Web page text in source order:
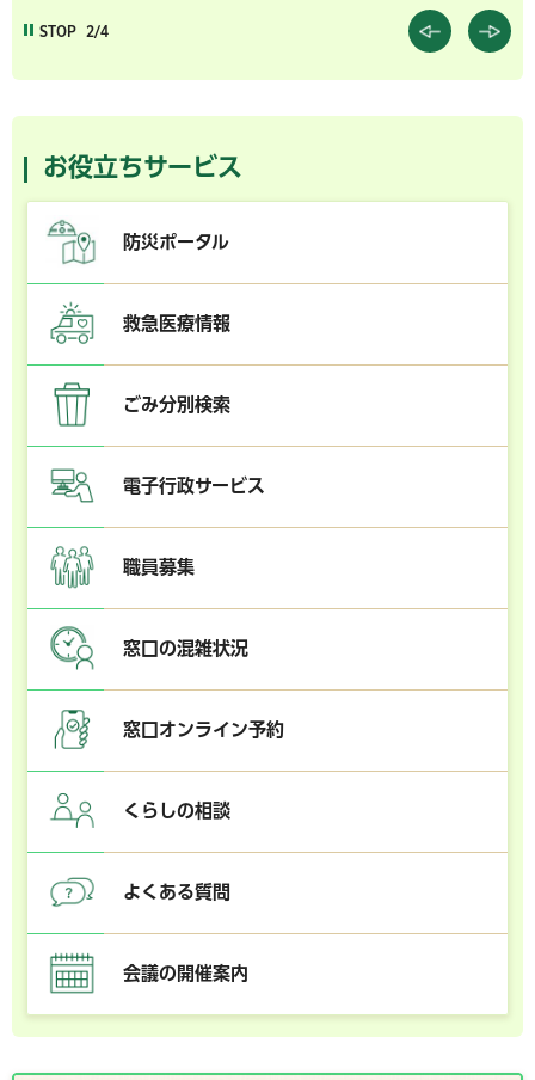
STOP 2/4
お役立ちサービス
防災ポータル
救急医療情報
ごみ分別検索
電子行政サービス
職員募集
窓口の混雑状況
窓口オンライン予約
くらしの相談
よくある質問
会議の開催案内